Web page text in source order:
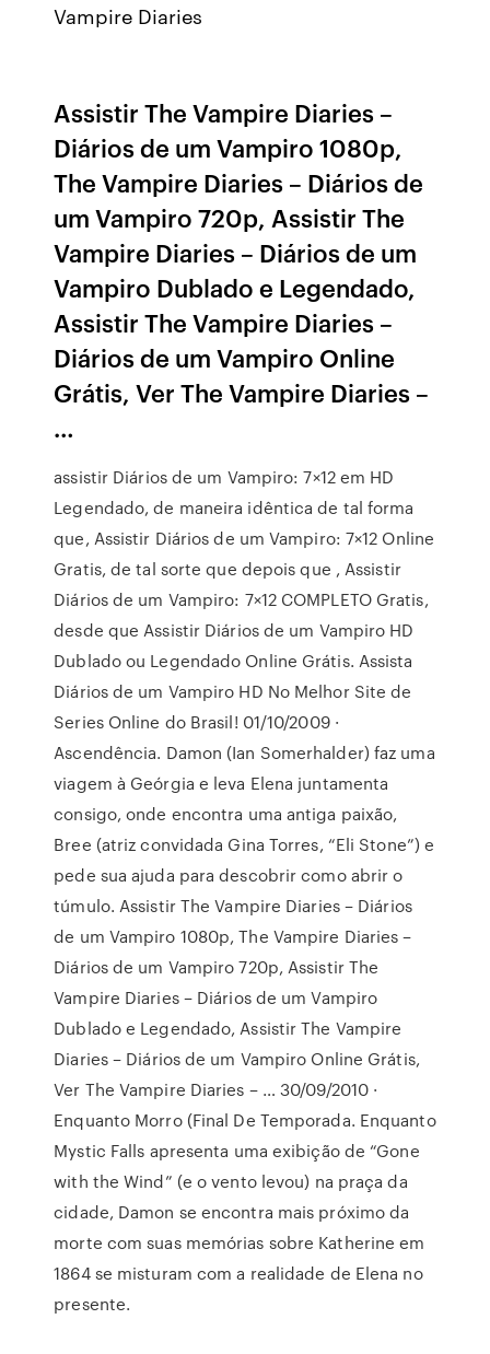
Vampire Diaries
Assistir The Vampire Diaries –
Diários de um Vampiro 1080p,
The Vampire Diaries – Diários de
um Vampiro 720p, Assistir The
Vampire Diaries – Diários de um
Vampiro Dublado e Legendado,
Assistir The Vampire Diaries –
Diários de um Vampiro Online
Grátis, Ver The Vampire Diaries –
…
assistir Diários de um Vampiro: 7×12 em HD
Legendado, de maneira idêntica de tal forma
que, Assistir Diários de um Vampiro: 7×12 Online
Gratis, de tal sorte que depois que , Assistir
Diários de um Vampiro: 7×12 COMPLETO Gratis,
desde que Assistir Diários de um Vampiro HD
Dublado ou Legendado Online Grátis. Assista
Diários de um Vampiro HD No Melhor Site de
Series Online do Brasil! 01/10/2009 ·
Ascendência. Damon (Ian Somerhalder) faz uma
viagem à Geórgia e leva Elena juntamenta
consigo, onde encontra uma antiga paixão,
Bree (atriz convidada Gina Torres, “Eli Stone”) e
pede sua ajuda para descobrir como abrir o
túmulo. Assistir The Vampire Diaries – Diários
de um Vampiro 1080p, The Vampire Diaries –
Diários de um Vampiro 720p, Assistir The
Vampire Diaries – Diários de um Vampiro
Dublado e Legendado, Assistir The Vampire
Diaries – Diários de um Vampiro Online Grátis,
Ver The Vampire Diaries – … 30/09/2010 ·
Enquanto Morro (Final De Temporada. Enquanto
Mystic Falls apresenta uma exibição de “Gone
with the Wind” (e o vento levou) na praça da
cidade, Damon se encontra mais próximo da
morte com suas memórias sobre Katherine em
1864 se misturam com a realidade de Elena no
presente.